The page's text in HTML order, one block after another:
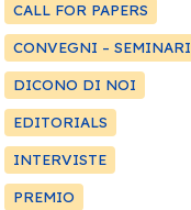
CALL FOR PAPERS
CONVEGNI – SEMINARI
DICONO DI NOI
EDITORIALS
INTERVISTE
PREMIO